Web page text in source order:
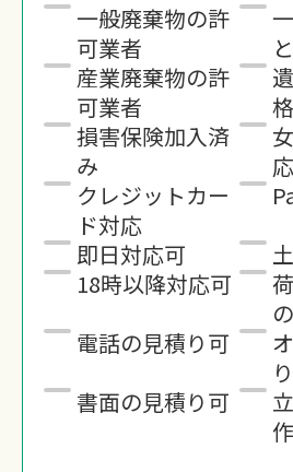
一般廃棄物の許
可業者
産業廃棄物の許
可業者
格
損害保険加入済
み
応
クレジットカー
ド対応
即日対応可
18時以降対応可
電話の見積り可
書面の見積り可